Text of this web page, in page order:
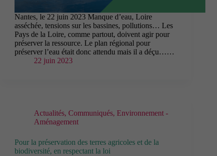
Nantes, le 22 juin 2023 Manque d’eau, Loire
asséchée, tensions sur les bassines, pollutions… Les
Pays de la Loire, comme partout, doivent agir pour
préserver la ressource. Le plan régional pour
préserver l’eau était donc attendu mais il a déçu……
22 juin 2023
Actualités, Communiqués, Environnement -
Aménagement
Pour la préservation des terres agricoles et de la
biodiversité, en respectant la loi